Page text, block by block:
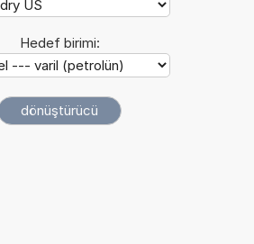
Hedef birimi: